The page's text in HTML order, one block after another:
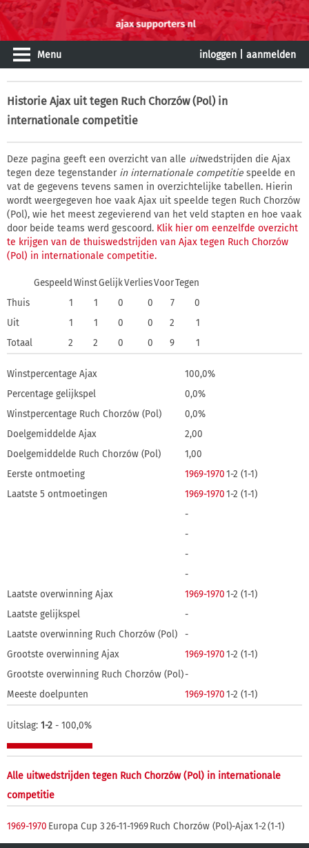
Menu inloggen aanmelden
Historie Ajax uit tegen Ruch Chorzów (Pol) in
internationale competitie
Deze pagina geeft een overzicht van alle uitwedstrijden die Ajax
tegen deze tegenstander in internationale competitie speelde en
vat de gegevens tevens samen in overzichtelijke tabellen. Hierin
wordt weergegeven hoe vaak Ajax uit speelde tegen Ruch Chorzów
(Pol), wie het meest zegevierend van het veld stapten en hoe vaak
door beide teams werd gescoord. Klik hier om eenzelfde overzicht
te krijgen van de thuiswedstrijden van Ajax tegen Ruch Chorzów
(Pol) in internationale competitie.
Gespeeld WinstGelijkVerliesVoorTegen
Thuis
1 1 0 0 7
0
Uit
1 1 0 0 2
1
Totaal
2 2 0 0 9 1
Winstpercentage Ajax
100,0%
Percentage gelijkspel
0,0%
Winstpercentage Ruch Chorzów (Pol)
0,0%
Doelgemiddelde Ajax
2,00
Doelgemiddelde Ruch Chorzów (Pol)
1,00
Eerste ontmoeting
1969-19701-2 (1-1)
Laatste 5 ontmoetingen
1969-19701-2 (1-1)
-
-
-
-
Laatste overwinning Ajax
1969-19701-2 (1-1)
Laatste gelijkspel
-
Laatste overwinning Ruch Chorzów (Pol)
-
Grootste overwinning Ajax
1969-19701-2 (1-1)
Grootste overwinning Ruch Chorzów (Pol)-
Meeste doelpunten
1969-19701-2 (1-1)
Uitslag: 1-2 - 100,0%
Alle uitwedstrijden tegen Ruch Chorzów (Pol) in internationale
competitie
1969-1970 Europa Cup 326-11-1969Ruch Chorzów (Pol)-Ajax1-2(1-1)